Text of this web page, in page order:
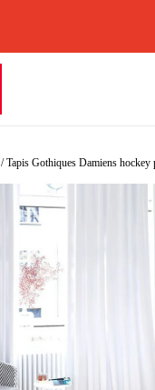
/Tapis Gothiques Damiens hockey